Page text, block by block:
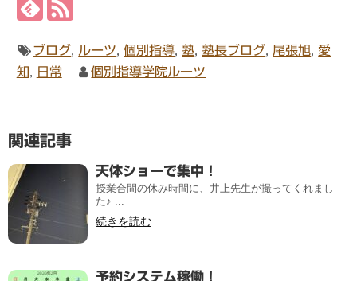
ブログ ルーツ ,個別指導 ,塾 ,塾長ブログ 尾張旭
愛
知
日常 個別指導学院ルーツ
関連記事
天体ショーで集中！
授業合間の休み時間に、井上先生が撮ってくれまし
た♪ ...
続きを読む
予約システム稼働！